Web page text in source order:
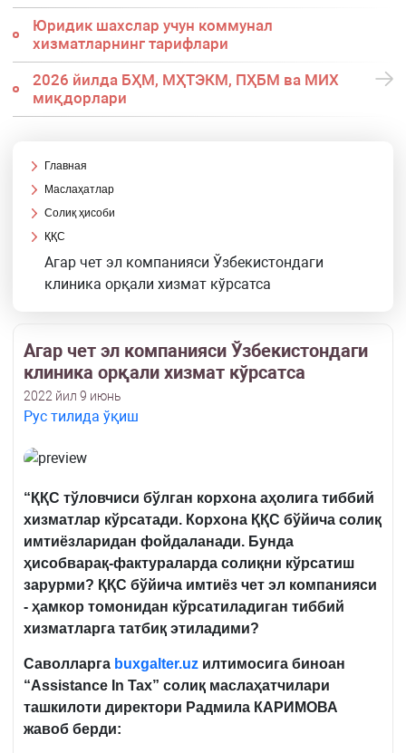
Юридик шахслар учун коммунал
хизматларнинг тарифлари
2026 йилда БҲМ, МҲТЭКМ, ПҲБМ ва МИХ
миқдорлари
Главная
Маслаҳатлар
Солиқ ҳисоби
ҚҚС
Агар чет эл компанияси Ўзбекистондаги
клиника орқали хизмат кўрсатса
Агар чет эл компанияси Ўзбекистондаги
клиника орқали хизмат кўрсатса
2022 йил 9 июнь
Рус тилида ўқиш
“ҚҚС тўловчиси бўлган корхона аҳолига тиббий
хизматлар кўрсатади. Корхона ҚҚС бўйича солиқ
имтиёзларидан фойдаланади. Бунда
ҳисобварақ-фактураларда солиқни кўрсатиш
зарурми? ҚҚС бўйича имтиёз чет эл компанияси
- ҳамкор томонидан кўрсатиладиган тиббий
хизматларга татбиқ этиладими?
Саволларга buxgalter.uz илтимосига биноан
“Assistance In Tax” солиқ маслаҳатчилари
ташкилоти директори Радмила КАРИМОВА
жавоб берди: